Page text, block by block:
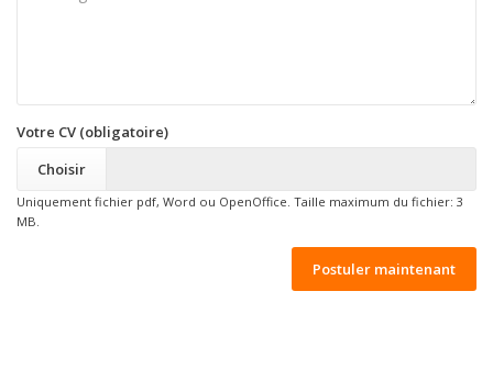
Votre CV (obligatoire)
Choisir
Uniquement fichier pdf, Word ou OpenOffice. Taille maximum du fichier: 3
MB.
Postuler maintenant